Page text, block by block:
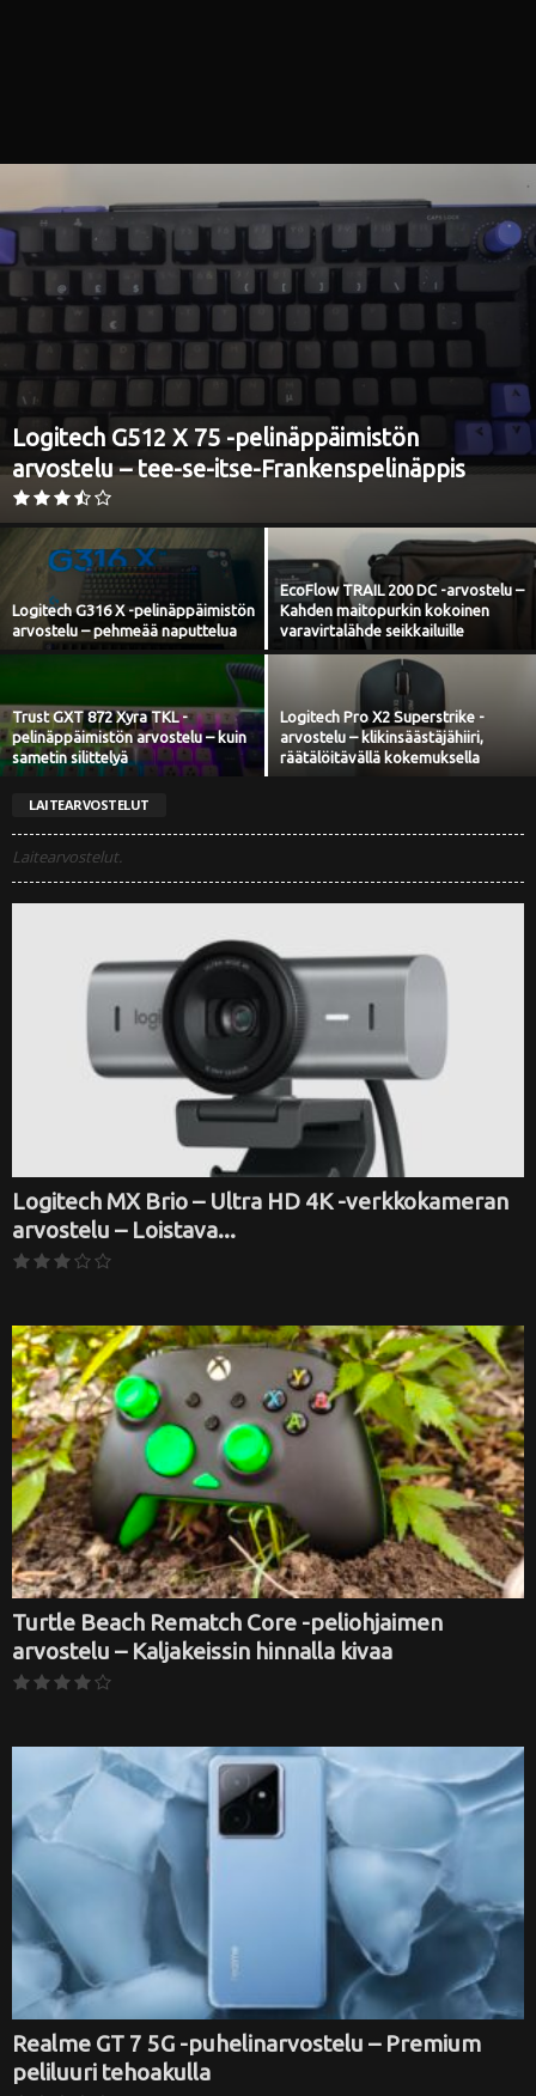
Logitech G512 X 75 -pelinäppäimistön
arvostelu – tee-se-itse-Frankenspelinäppis
Logitech G316 X -pelinäppäimistön
arvostelu – pehmeää naputtelua
EcoFlow TRAIL 200 DC -arvostelu –
Kahden maitopurkin kokoinen
varavirtalähde seikkailuille
Trust GXT 872 Xyra TKL -
pelinäppäimistön arvostelu – kuin
sametin silittelyä
Logitech Pro X2 Superstrike -
arvostelu – klikinsäästäjähiiri,
räätälöitävällä kokemuksella
LAITEARVOSTELUT
Laitearvostelut.
Logitech MX Brio – Ultra HD 4K -verkkokameran
arvostelu – Loistava...
Turtle Beach Rematch Core -peliohjaimen
arvostelu – Kaljakeissin hinnalla kivaa
Realme GT 7 5G -puhelinarvostelu – Premium
peliluuri tehoakulla